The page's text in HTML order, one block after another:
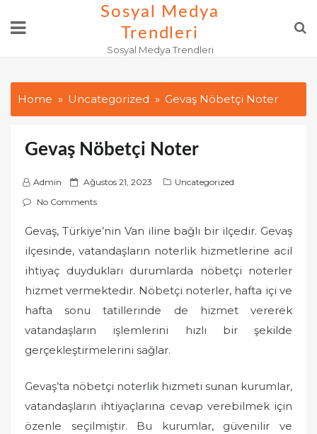
Sosyal Medya
Trendleri
Sosyal Medya Trendleri
Home Uncategorized Gevaş Nöbetçi Noter
Gevaş Nöbetçi Noter
Admin
P
o
t
e
d
Ağustos 21, 2023
Uncategorized
No Comments
Gevaş, Türkiye’nin Van iline bağlı bir ilçedir. Gevaş
ilçesinde, vatandaşların noterlik hizmetlerine acil
ihtiyaç duydukları durumlarda nöbetçi noterler
hizmet vermektedir. Nöbetçi noterler, hafta içi ve
hafta sonu tatillerinde de hizmet vererek
vatandaşların işlemlerini hızlı bir şekilde
gerçekleştirmelerini sağlar.
Gevaş’ta nöbetçi noterlik hizmeti sunan kurumlar,
vatandaşların ihtiyaçlarına cevap verebilmek için
özenle seçilmiştir. Bu kurumlar, güvenilir ve